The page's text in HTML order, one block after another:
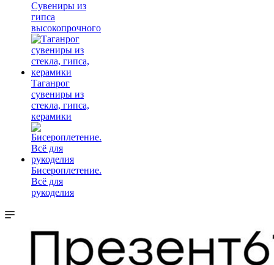
Сувениры из
гипса
высокопрочного
Таганрог
сувениры из
стекла, гипса,
керамики
Бисероплетение.
Всё для
рукоделия